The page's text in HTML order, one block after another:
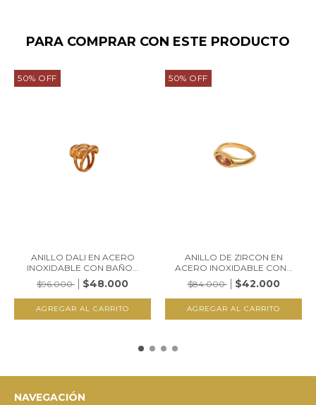
PARA COMPRAR CON ESTE PRODUCTO
50% OFF
ANILLO DALI EN ACERO
INOXIDABLE CON BAÑO...
$96.000
$48.000
AGREGAR AL CARRITO
50% OFF
ANILLO DE ZIRCON EN
ACERO INOXIDABLE CON...
$84.000
$42.000
AGREGAR AL CARRITO
NAVEGACIÓN